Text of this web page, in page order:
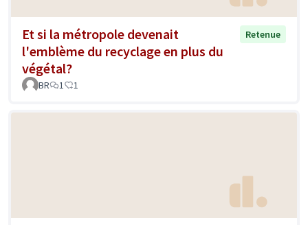
Et si la métropole devenait
l'emblème du recyclage en plus du
végétal?
Retenue
BR 1 1